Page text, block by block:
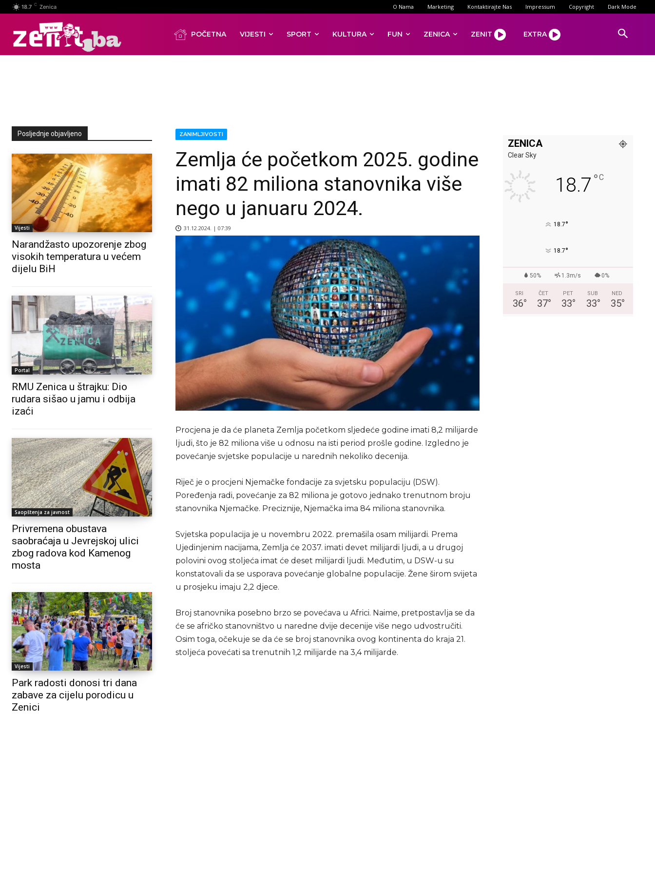
18.7 C Zenica O Nama Marketing Kontaktirajte Nas Impressum Copyright Dark Mode
POČETNA VIJESTI SPORT KULTURA FUN ZENICA ZENIT EXTRA
Posljednje objavljeno
Vijesti
Narandžasto upozorenje zbog
visokih temperatura u većem
dijelu BiH
Portal
RMU Zenica u štrajku: Dio
rudara sišao u jamu i odbija
izaći
Saopštenja za javnost
Privremena obustava
saobraćaja u Jevrejskoj ulici
zbog radova kod Kamenog
mosta
Vijesti
Park radosti donosi tri dana
zabave za cijelu porodicu u
Zenici
ZANIMLJIVOSTI
Zemlja će početkom 2025. godine
imati 82 miliona stanovnika više
nego u januaru 2024.
31.12.2024. | 07:39
Procjena je da će planeta Zemlja početkom sljedeće godine imati 8,2 milijarde
ljudi, što je 82 miliona više u odnosu na isti period prošle godine. Izgledno je
povećanje svjetske populacije u narednih nekoliko decenija.
Riječ je o procjeni Njemačke fondacije za svjetsku populaciju (DSW).
Poređenja radi, povećanje za 82 miliona je gotovo jednako trenutnom broju
stanovnika Njemačke. Preciznije, Njemačka ima 84 miliona stanovnika.
Svjetska populacija je u novembru 2022. premašila osam milijardi. Prema
Ujedinjenim nacijama, Zemlja će 2037. imati devet milijardi ljudi, a u drugoj
polovini ovog stoljeća imat će deset milijardi ljudi. Međutim, u DSW-u su
konstatovali da se usporava povećanje globalne populacije. Žene širom svijeta
u prosjeku imaju 2,2 djece.
Broj stanovnika posebno brzo se povećava u Africi. Naime, pretpostavlja se da
će se afričko stanovništvo u naredne dvije decenije više nego udvostručiti.
Osim toga, očekuje se da će se broj stanovnika ovog kontinenta do kraja 21.
stoljeća povećati sa trenutnih 1,2 milijarde na 3,4 milijarde.
ZENICA
Clear Sky
18.7 °C
18.7°
18.7°
50% 1.3m/s 0%
SRI
36°
ČET
37°
PET
33°
SUB
33°
NED
35°